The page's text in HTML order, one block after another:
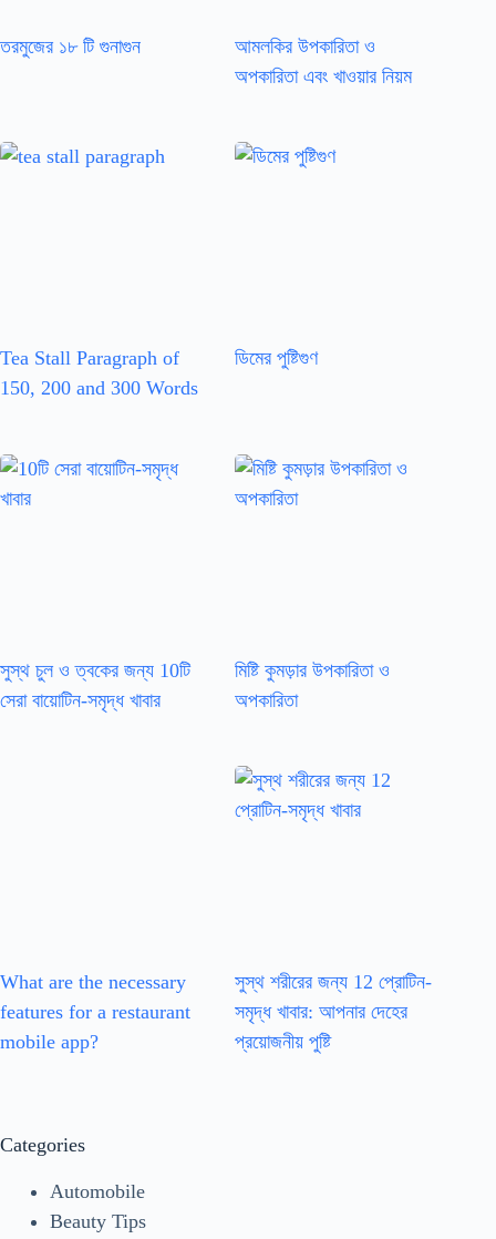
তরমুজের ১৮ টি গুনাগুন
আমলকির উপকারিতা ও
অপকারিতা এবং খাওয়ার নিয়ম
Tea Stall Paragraph of
150, 200 and 300 Words
ডিমের পুষ্টিগুণ
সুস্থ চুল ও ত্বকের জন্য 10টি
সেরা বায়োটিন-সমৃদ্ধ খাবার
মিষ্টি কুমড়ার উপকারিতা ও
অপকারিতা
What are the necessary
features for a restaurant
mobile app?
সুস্থ শরীরের জন্য 12 প্রোটিন-
সমৃদ্ধ খাবার: আপনার দেহের
প্রয়োজনীয় পুষ্টি
Categories
Automobile
Beauty Tips